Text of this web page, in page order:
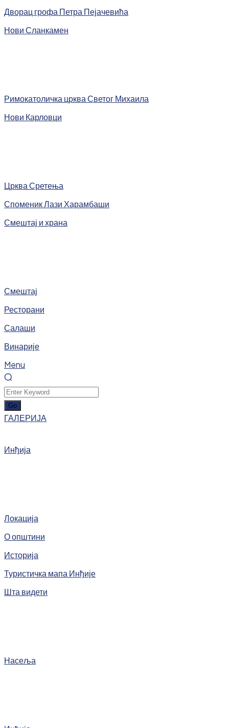
Дворац грофа Петра Пејачевића
Нови Сланкамен
Римокатоличка црква Светог Михаила
Нови Карловци
Црква Сретења
Споменик Лази Харамбаши
Смештај и храна
Смештај
Ресторани
Салаши
Винарије
Menu
ГАЛЕРИЈА
Инђија
Локација
О општини
Историја
Туристичка мапа Инђије
Шта видети
Насеља